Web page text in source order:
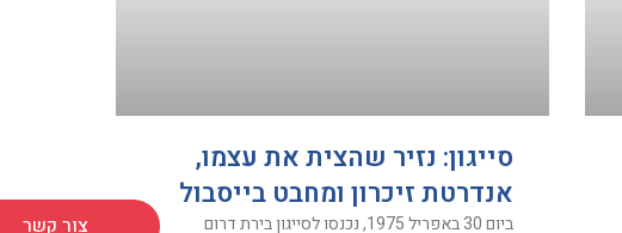
סייגון: נזיר שהצית את עצמו,
אנדרטת זיכרון ומחבט בייסבול
ביום 30 באפריל 1975, נכנסו לסייגון בירת דרום
צור קשר